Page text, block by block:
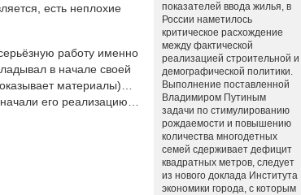
есть неплохие
работу именно
в начале своей
материалы)…
его реализацию…
показателей ввода жилья, в
России наметилось
критическое расхождение
между фактической
реализацией строительной и
демографической политики.
Выполнение поставленной
Владимиром Путиным
задачи по стимулированию
рождаемости и повышению
количества многодетных
семей сдерживает дефицит
квадратных метров, следует
из нового доклада Института
экономики города, с которым